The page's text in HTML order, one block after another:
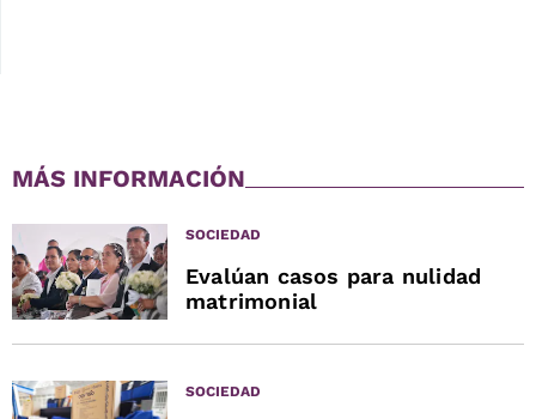
MÁS INFORMACIÓN
SOCIEDAD
Evalúan casos para nulidad
matrimonial
SOCIEDAD